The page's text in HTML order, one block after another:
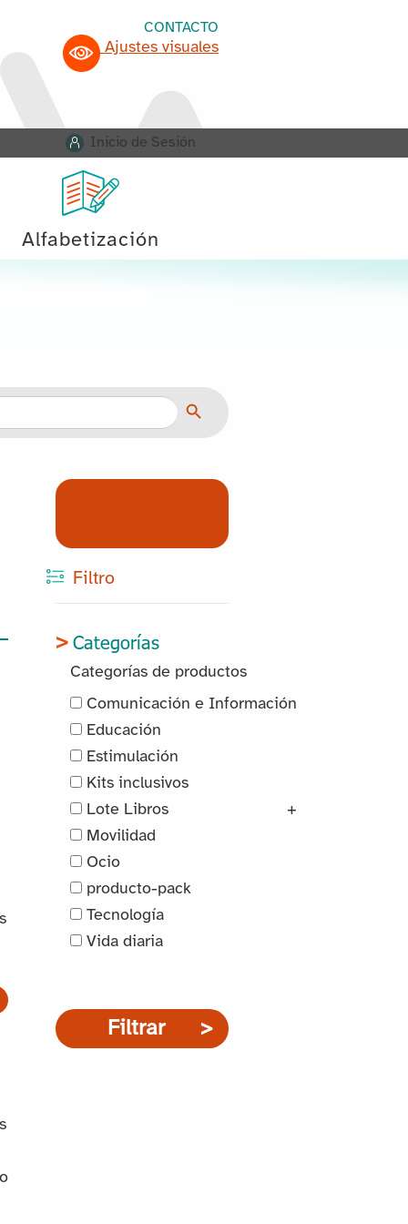
CONTACTO
Ajustes visuales
Inicio de Sesión
Alfabetización
Botón de búsqueda
Filtro
Categorías
Categorías de productos
Comunicación e Información
Educación
Estimulación
Kits inclusivos
Lote Libros
+
Movilidad
Ocio
producto-pack
Tecnología
Vida diaria
Filtrar